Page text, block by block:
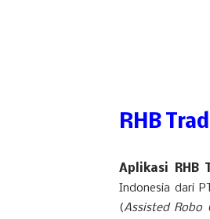
RHB
Aplikasi RHB
Indonesia dari
(Assisted Robo